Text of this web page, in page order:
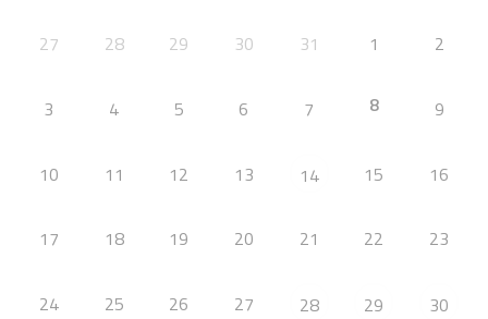
27 28 29 30 31 1 2
3 4 5 6 7 8 9
10 11 12 13 14 15 16
17 18 19 20 21 22 23
24 25 26 27 28 29 30